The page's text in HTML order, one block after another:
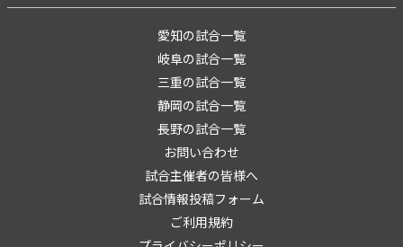
愛知の試合一覧
岐阜の試合一覧
三重の試合一覧
静岡の試合一覧
長野の試合一覧
お問い合わせ
試合主催者の皆様へ
試合情報投稿フォーム
ご利用規約